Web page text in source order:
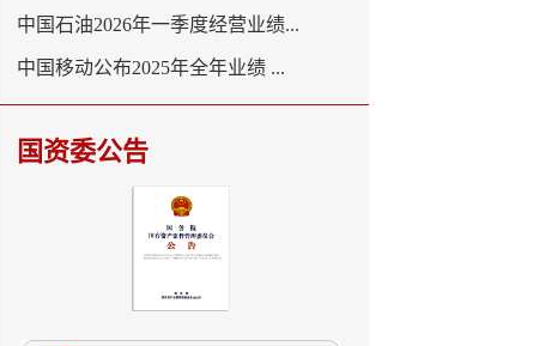
中国石油2026年一季度经营业绩...
中国移动公布2025年全年业绩 ...
国资委公告